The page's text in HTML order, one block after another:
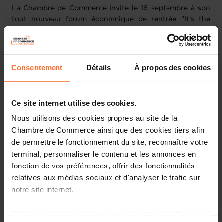
Consentement Détails À propos des cookies
Ce site internet utilise des cookies.
Nous utilisons des cookies propres au site de la
Chambre de Commerce ainsi que des cookies tiers afin
de permettre le fonctionnement du site, reconnaître votre
terminal, personnaliser le contenu et les annonces en
fonction de vos préférences, offrir des fonctionnalités
relatives aux médias sociaux et d'analyser le trafic sur
notre site internet.
La Chambre de Commerce invite le 16 septembre à son
tout nouveau forum économique de rentrée "It’s the
débattre et anticiper les grandes mutations économiques
Dirigeants d’entreprise, décideurs politiques, experts et
s’y donnent rendez-vous pour confronter
À travers des tables rondes, des interventions de haut
niveau et des moments d’échange, le forum proposera
une lecture engagée des défis économiques actuels et
encouragera à agir. Car comme le disait James Carville,
alors conseiller de la campagne de Bill Clinton en 1992, «